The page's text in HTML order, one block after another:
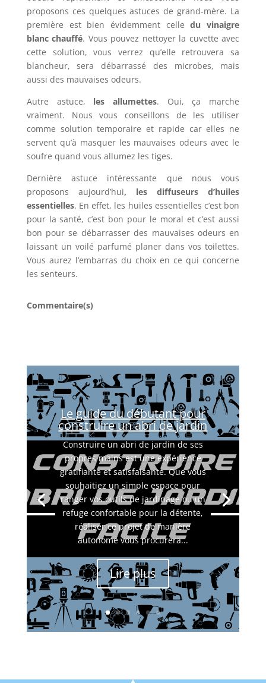
proposons ces quelques astuces de grand-mère. La
première est bien évidemment celledu vinaigre
blanc chauffé. Vous pouvez nettoyer la cuvette avec
cette solution, vous verrez qu’elle retrouvera sa
blancheur, sera débarrassé des microbes, mais
aussi des mauvaises odeurs.
Autre astuce, les allumettes. Oui, ça marche
vraiment. Nous vous conseillons de les utiliser
comme solution temporaire et rapide car elles ne
servent qu’à masquer les mauvaises odeurs avec le
soufre quand vous allumez les tiges.
Dernière astuce intéressante que nous vous
proposons aujourd’hui, les diffuseurs d’huiles
essentielles. En effet, les huiles essentielles c’est bon
pour la santé, c’est bon pour le moral et c’est aussi
bon pour se débarrasser des mauvaises odeurs en
laissant un voilé parfumé planer dans vos toilettes.
Vous aurez l’embarras du choix en ce qui concerne
les senteurs.
Commentaire(s)
Le guide du débutant pour
construire un abri de jardin
Construire un abri de jardin de ses
propres mains est une expérience
gratifiante et satisfaisante. Que vous
souhaitiez un simple espace pour
ranger vos outils de jardinage ou un
refuge confortable pour la détente,
réaliser ce projet de manière
autonome vous procurera...
Lire plus